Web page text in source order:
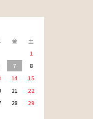
金
土
1
7
8
14
15
21
22
28
29